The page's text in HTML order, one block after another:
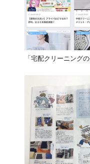
「宅配クリーニング